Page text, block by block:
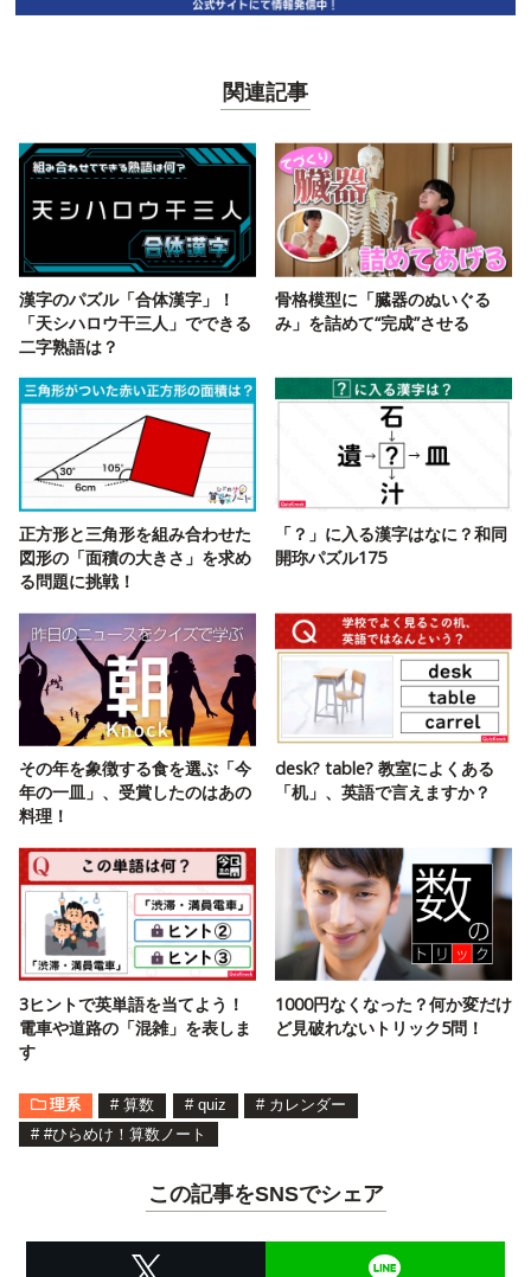
関連記事
漢字のパズル「合体漢字」！
「天シハロウ干三人」でできる
二字熟語は？
骨格模型に「臓器のぬいぐる
み」を詰めて“完成”させる
正方形と三角形を組み合わせた
図形の「面積の大きさ」を求め
る問題に挑戦！
「？」に入る漢字はなに？和同
開珎パズル175
その年を象徴する食を選ぶ「今
年の一皿」、受賞したのはあの
料理！
desk? table? 教室によくある
「机」、英語で言えますか？
3ヒントで英単語を当てよう！
電車や道路の「混雑」を表しま
す
1000円なくなった？何か変だけ
ど見破れないトリック5問！
理系 # 算数 # quiz # カレンダー
# #ひらめけ！算数ノート
この記事をSNSでシェア